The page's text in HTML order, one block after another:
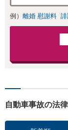
例） 離婚 慰謝料
自動車事故の法